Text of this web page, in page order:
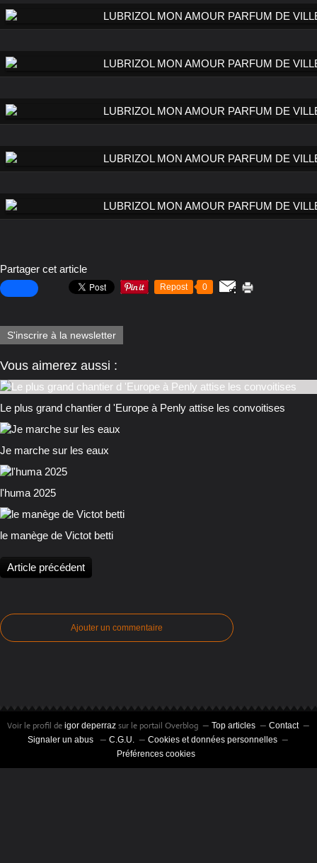
Partager cet article
Repost 0
S'inscrire à la newsletter
Vous aimerez aussi :
Le plus grand chantier d 'Europe à Penly attise les convoitises
Je marche sur les eaux
l'huma 2025
le manège de Victot betti
Article précédent
Ajouter un commentaire
Voir le profil de igor deperraz sur le portail Overblog Top articles
Contact
Signaler un abus
C.G.U.
Cookies et données personnelles
Préférences cookies